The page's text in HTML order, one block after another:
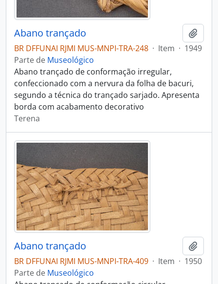
Abano trançado
BR DFFUNAI RJMI MUS-MNPI-TRA-248 · Item · 1949
Parte de Museológico
Abano trançado de conformação irregular,
confeccionado com a nervura da folha de bacuri,
segundo a técnica do trançado sarjado. Apresenta
borda com acabamento decorativo
Terena
Abano trançado
BR DFFUNAI RJMI MUS-MNPI-TRA-409 · Item · 1950
Parte de Museológico